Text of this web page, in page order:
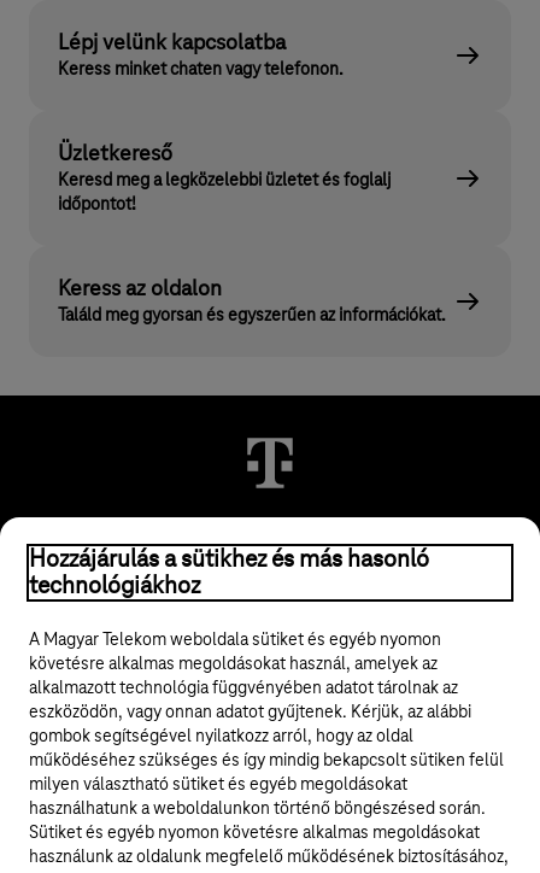
Lépj velünk kapcsolatba
Keress minket chaten vagy telefonon.
Üzletkereső
Keresd meg a legközelebbi üzletet és foglalj
időpontot!
Keress az oldalon
Találd meg gyorsan és egyszerűen az információkat.
© 2026 Magyar Telekom Nyrt.
ÁSZF
Adatvédelem
Felhívások
Hozzájárulás a sütikhez és más hasonló
technológiákhoz
A Magyar Telekom weboldala sütiket és egyéb nyomon
követésre alkalmas megoldásokat használ, amelyek az
alkalmazott technológia függvényében adatot tárolnak az
eszközödön, vagy onnan adatot gyűjtenek. Kérjük, az alábbi
gombok segítségével nyilatkozz arról, hogy az oldal
működéséhez szükséges és így mindig bekapcsolt sütiken felül
milyen választható sütiket és egyéb megoldásokat
használhatunk a weboldalunkon történő böngészésed során.
Sütiket és egyéb nyomon követésre alkalmas megoldásokat
használunk az oldalunk megfelelő működésének biztosításához,